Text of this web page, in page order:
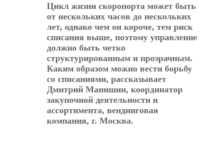
Цикл жизни скоропорта может быть
от нескольких часов до нескольких
лет, однако чем он короче, тем риск
списания выше, поэтому управление
должно быть четко
структурированным и прозрачным.
Каким образом можно вести борьбу
со списаниями, рассказывает
Дмитрий Манишин, координатор
закупочной деятельности и
ассортимента, вендинговая
компания, г. Москва.